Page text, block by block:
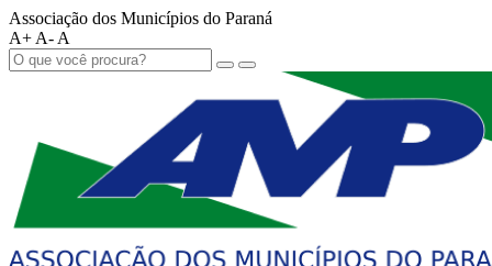
Associação dos Municípios do Paraná
A+ A- A